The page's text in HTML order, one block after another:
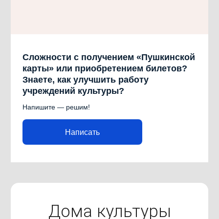
Сложности с получением «Пушкинской
карты» или приобретением билетов?
Знаете, как улучшить работу
учреждений культуры?
Напишите — решим!
Написать
Дома культуры